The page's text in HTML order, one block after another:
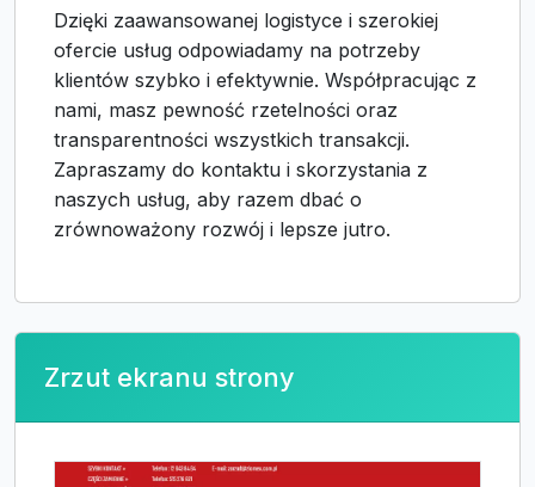
Dzięki zaawansowanej logistyce i szerokiej
ofercie usług odpowiadamy na potrzeby
klientów szybko i efektywnie. Współpracując z
nami, masz pewność rzetelności oraz
transparentności wszystkich transakcji.
Zapraszamy do kontaktu i skorzystania z
naszych usług, aby razem dbać o
zrównoważony rozwój i lepsze jutro.
Zrzut ekranu strony